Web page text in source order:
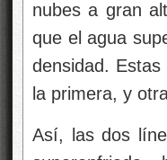
nubes a gran
que el agua
densidad.
la primera, y
Así, las dos